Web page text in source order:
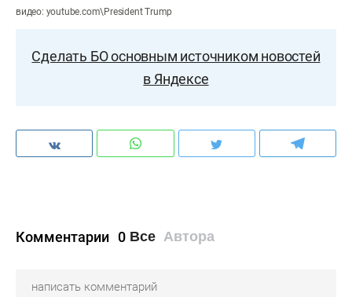
видео: youtube.com\President Trump
Сделать БО основным источником новостей
в Яндексе
Комментарии 0 Все Автора